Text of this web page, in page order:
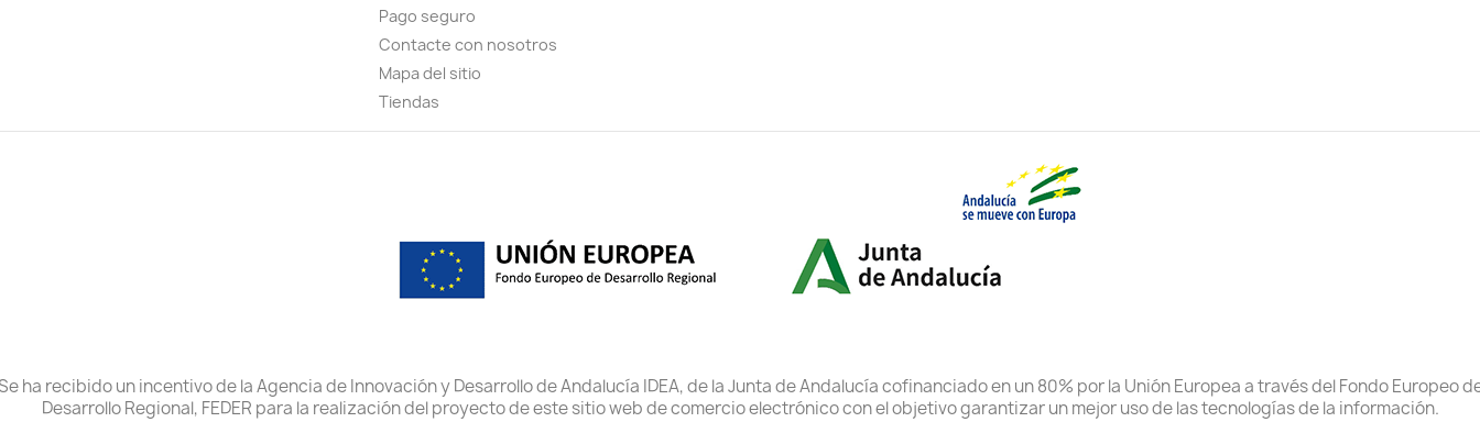
Pago seguro
Contacte con nosotros
Mapa del sitio
Tiendas
ha recibido un incentivo de la Agencia de Innovación y Desarrollo de Andalucía IDEA, de la Junta de Andalucía cofinanciado en un 80% por la Unión Europea a través del Fondo Europeo
Desarrollo Regional, FEDER para la realización del proyecto de este sitio web de comercio electrónico con el objetivo garantizar un mejor uso de las tecnologías de la información.